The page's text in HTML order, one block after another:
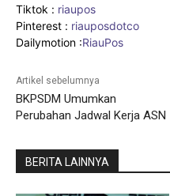
Tiktok : riaupos
Pinterest : riauposdotco
Dailymotion :RiauPos
Artikel sebelumnya
BKPSDM Umumkan
Perubahan Jadwal Kerja ASN
BERITA LAINNYA